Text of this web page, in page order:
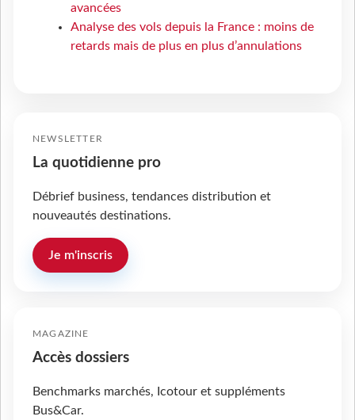
avancées
Analyse des vols depuis la France : moins de
retards mais de plus en plus d’annulations
NEWSLETTER
La quotidienne pro
Débrief business, tendances distribution et
nouveautés destinations.
Je m'inscris
MAGAZINE
Accès dossiers
Benchmarks marchés, Icotour et suppléments
Bus&Car.